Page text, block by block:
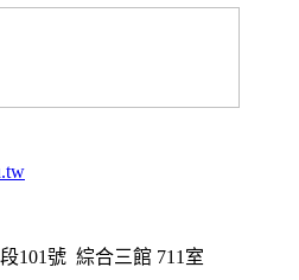
101號 綜合三館 711室